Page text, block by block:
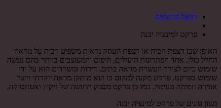
רויאל פרקטים
פרקט למינציה יבנה
האופן שבו רצפת הבית או רצפת העסק נראית משפיע רבות על מראה
החלל כולו. אחד הפתרונות היעילים, היפים והמעוצבים ביותר בהם נעשה
שימוש כיום לצורך העשרת מראה בתים, דירות ומשרדים הוא על ידי
שימוש בפרקט. פרקט מקנה למקום בו הוא מותקן מראה יוקרתי ויוצר
אווירה חמימה ונעימה. כמו כן פרקט מספק תחושה של ניקיון ואסתטיקה.
מגוון סוגים של פרקט למינציה יבנה